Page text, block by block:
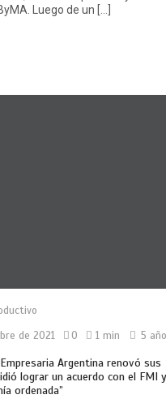
Luego de un […]
de 2021
0 1 min 5
Argentina renovó sus
lograr un acuerdo con el FMI
ordenada”